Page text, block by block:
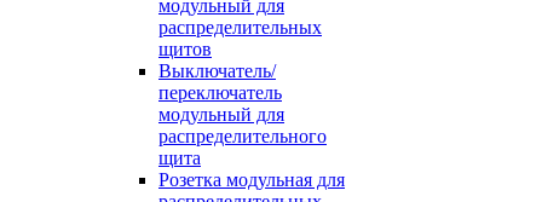
модульный для
распределительных
щитов
Выключатель/
переключатель
модульный для
распределительного
щита
Розетка модульная для